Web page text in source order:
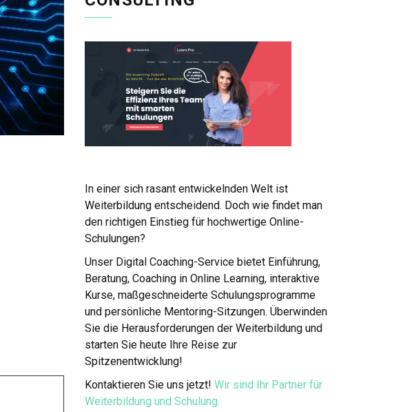
In einer sich rasant entwickelnden Welt ist
Weiterbildung entscheidend. Doch wie findet man
den richtigen Einstieg für hochwertige Online-
Schulungen?
Unser Digital Coaching-Service bietet Einführung,
Beratung, Coaching in Online Learning, interaktive
Kurse, maßgeschneiderte Schulungsprogramme
und persönliche Mentoring-Sitzungen. Überwinden
Sie die Herausforderungen der Weiterbildung und
starten Sie heute Ihre Reise zur
Spitzenentwicklung!
Kontaktieren Sie uns jetzt! Wir sind Ihr Partner für
Weiterbildung und Schulung.